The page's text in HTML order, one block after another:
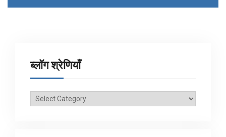
ब्लॉग श्रेणियाँ
ब्लॉग